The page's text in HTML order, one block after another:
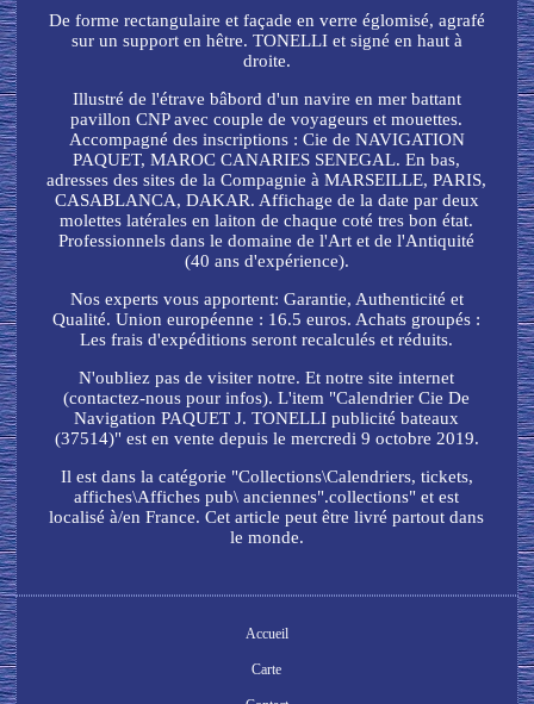
De forme rectangulaire et façade en verre églomisé, agrafé
sur un support en hêtre. TONELLI et signé en haut à
droite.
Illustré de l'étrave bâbord d'un navire en mer battant
pavillon CNP avec couple de voyageurs et mouettes.
Accompagné des inscriptions : Cie de NAVIGATION
PAQUET, MAROC CANARIES SENEGAL. En bas,
adresses des sites de la Compagnie à MARSEILLE, PARIS,
CASABLANCA, DAKAR. Affichage de la date par deux
molettes latérales en laiton de chaque coté tres bon état.
Professionnels dans le domaine de l'Art et de l'Antiquité
(40 ans d'expérience).
Nos experts vous apportent: Garantie, Authenticité et
Qualité. Union européenne : 16.5 euros. Achats groupés :
Les frais d'expéditions seront recalculés et réduits.
N'oubliez pas de visiter notre. Et notre site internet
(contactez-nous pour infos). L'item "Calendrier Cie De
Navigation PAQUET J. TONELLI publicité bateaux
(37514)" est en vente depuis le mercredi 9 octobre 2019.
Il est dans la catégorie "Collections\Calendriers, tickets,
affiches\Affiches pub\ anciennes".collections" et est
localisé à/en France. Cet article peut être livré partout dans
le monde.
Accueil
Carte